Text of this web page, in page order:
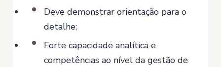
Deve demonstrar orientação para o
detalhe;
Forte capacidade analítica e
competências ao nível da gestão de